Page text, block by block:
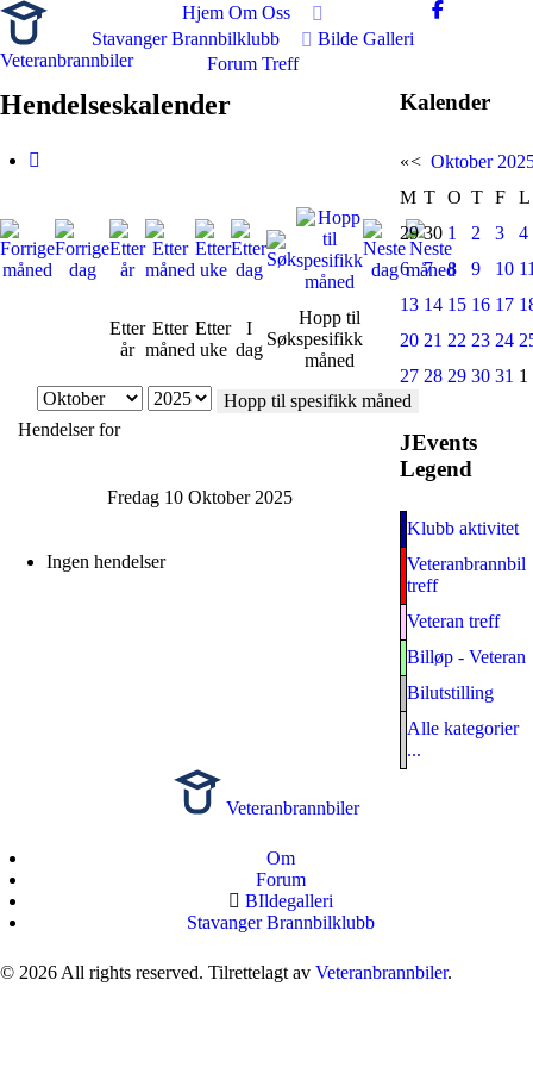
Veteranbrannbiler
Hjem Om Oss
Stavanger Brannbilklubb
Bilde Galleri
Forum Treff
Hendelseskalender
Etter
år
Etter
måned
Etter
uke
I
dag
Søk
Hopp til
spesifikk
måned
Hopp til spesifikk måned
Hendelser for
Fredag 10 Oktober 2025
Ingen hendelser
Kalender
«< Oktober
M T O T F
L
29 30 1 2 3
4
6
7 8 9 10
13 14 15 16 17
20 21 22 23 24
27 28 29 30 31 1
JEvents
Legend
Klubb aktivitet
Veteranbrannbil
treff
Veteran treff
Billøp - Veteran
Bilutstilling
Alle kategorier
...
Veteranbrannbiler
Om
Forum
BIldegalleri
Stavanger Brannbilklubb
© 2026 All rights reserved. Tilrettelagt av Veteranbrannbiler.